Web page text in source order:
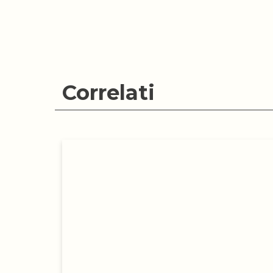
Correlati